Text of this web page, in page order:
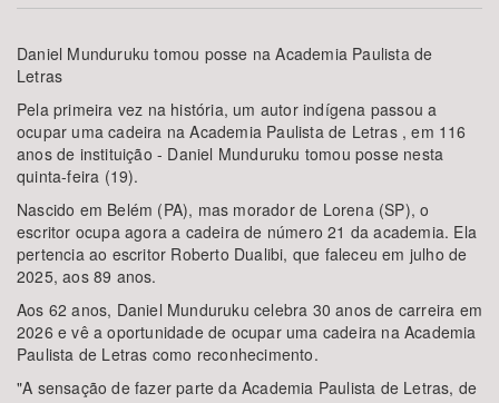
Área de Levantamento
Área Protegida
Daniel Munduruku tomou posse na Academia Paulista de
Letras
Pela primeira vez na história, um autor indígena passou a
ocupar uma cadeira na Academia Paulista de Letras , em 116
anos de instituição - Daniel Munduruku tomou posse nesta
quinta-feira (19).
Nascido em Belém (PA), mas morador de Lorena (SP), o
escritor ocupa agora a cadeira de número 21 da academia. Ela
pertencia ao escritor Roberto Dualibi, que faleceu em julho de
2025, aos 89 anos.
Aos 62 anos, Daniel Munduruku celebra 30 anos de carreira em
2026 e vê a oportunidade de ocupar uma cadeira na Academia
Paulista de Letras como reconhecimento.
"A sensação de fazer parte da Academia Paulista de Letras, de